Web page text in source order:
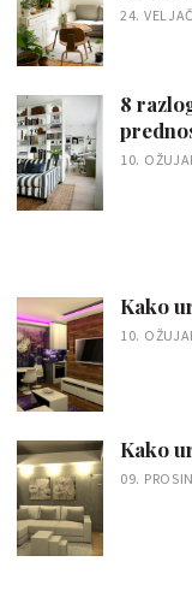
24.
8
10.
Kako
10.
Kako
09.